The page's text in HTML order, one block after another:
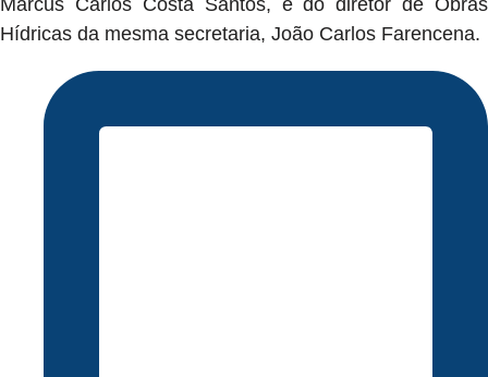
Hídricas da mesma secretaria, João Carlos Farencena.